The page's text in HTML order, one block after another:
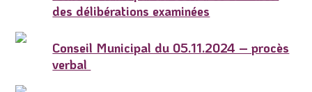
des délibérations examinées
Conseil Municipal du 05.11.2024 – procès
verbal